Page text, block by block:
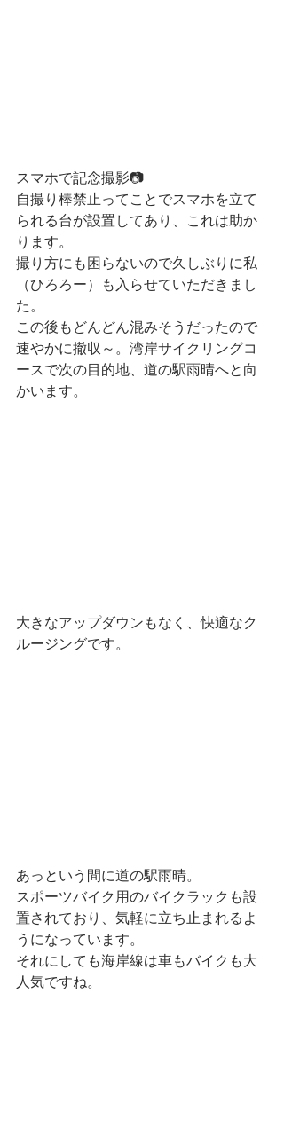
スマホで記念撮影📷
自撮り棒禁止ってことでスマホを立て
られる台が設置してあり、これは助か
ります。
撮り方にも困らないので久しぶりに私
（ひろろー）も入らせていただきまし
た。
この後もどんどん混みそうだったので
速やかに撤収～。湾岸サイクリングコ
ースで次の目的地、道の駅雨晴へと向
かいます。
大きなアップダウンもなく、快適なク
ルージングです。
あっという間に道の駅雨晴。
スポーツバイク用のバイクラックも設
置されており、気軽に立ち止まれるよ
うになっています。
それにしても海岸線は車もバイクも大
人気ですね。